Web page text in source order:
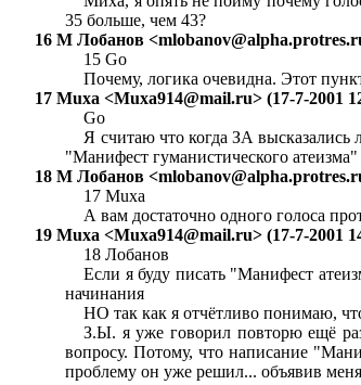
35 больше, чем 43?
16 М Лобанов <
15 Go
Почему, логика очевидна. Этот
17 Muxa <Muxa914@mail.ru> (17-7-2001
Go
Я считаю что когда ЗА высказались
"Манифест гуманистического
18 М Лобанов <
17 Muxa
А вам достаточно одного голоса
19 Muxa <Muxa914@mail.ru> (17-7-2001
18 Лобанов
Если я буду писать "Манифест
начинания
НО так как я отчётливо понимаю,
З.Ы. я уже говорил повторю ещё
вопросу. Потому, что написание
проблему он уже решил... объявив